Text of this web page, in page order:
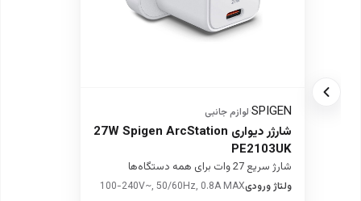
SPIGEN
·لوازم جانبی
شارژر دیواری 27W Spigen ArcStation
PE2103UK
شارژ سریع 27 وات برای همه دستگاه‌ها
ولتاژ ورودی100-240V~, 50/60Hz, 0.8A MAX